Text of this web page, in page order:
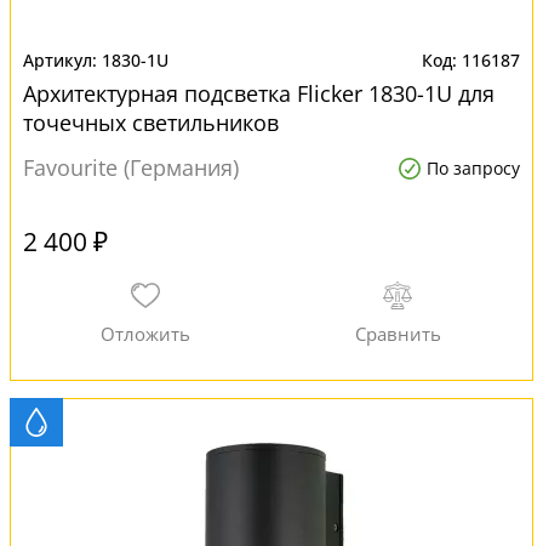
1830-1U 116187
Архитектурная подсветка Flicker 1830-1U для
точечных светильников
Favourite (Германия)
По запросу
2 400 ₽